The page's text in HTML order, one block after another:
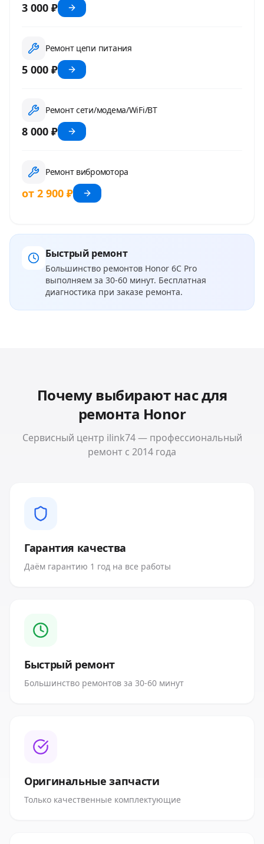
3 000 ₽
Ремонт цепи питания
5 000 ₽
Ремонт сети/модема/WiFi/BT
8 000 ₽
Ремонт вибромотора
от 2 900 ₽
Быстрый ремонт
Большинство ремонтов Honor 6C Pro
выполняем за 30-60 минут. Бесплатная
диагностика при заказе ремонта.
Почему выбирают нас для
ремонта Honor
Сервисный центр ilink74 — профессиональный
ремонт с 2014 года
Гарантия качества
Даём гарантию 1 год на все работы
Быстрый ремонт
Большинство ремонтов за 30-60 минут
Оригинальные запчасти
Только качественные комплектующие